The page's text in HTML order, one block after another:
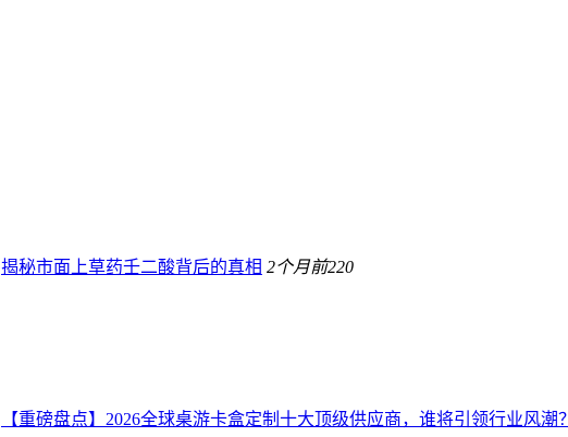
揭秘市面上草药壬二酸背后的真相 2个月前220
【重磅盘点】2026全球桌游卡盒定制十大顶级供应商，谁将引领行业风潮？